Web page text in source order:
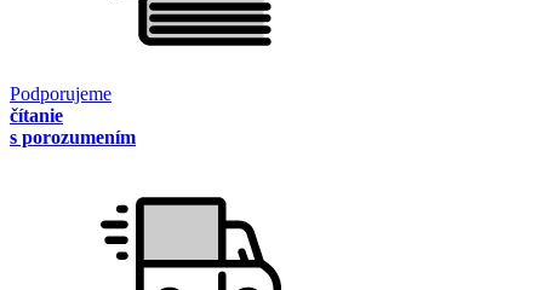
Podporujeme
čítanie
s porozumením